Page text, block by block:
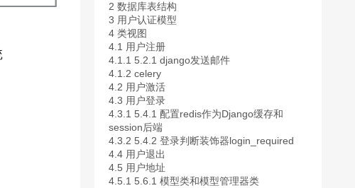
2 数据库表结构
3 用户认证模型
4 类视图
4.1 用户注册
4.1.1 5.2.1 django发送邮件
4.1.2 celery
4.2 用户激活
4.3 用户登录
4.3.1 5.4.1 配置redis作为Django缓存和
session后端
4.3.2 5.4.2 登录判断装饰器login_required
4.4 用户退出
4.5 用户地址
4.5.1 5.6.1 模型类和模型管理器类